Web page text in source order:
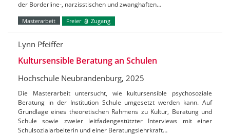
der Borderline-, narzisstischen und zwanghaften…
Masterarbeit Freier Zugang
Lynn Pfeiffer
Kultursensible Beratung an Schulen
Hochschule Neubrandenburg, 2025
Die Masterarbeit untersucht, wie kultursensible psychosoziale
Beratung in der Institution Schule umgesetzt werden kann. Auf
Grundlage eines theoretischen Rahmens zu Kultur, Beratung und
Schule sowie zweier leitfadengestützter Interviews mit einer
Schulsozialarbeiterin und einer Beratungslehrkraft…